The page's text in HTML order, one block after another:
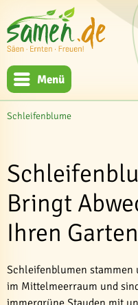
Menü
Schleifenblume
Bringt
Ihren Garten
Schleifenblumen stammen
im Mittelmeerraum und